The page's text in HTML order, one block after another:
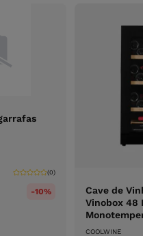
(0)
-10%
Cave de
Vinobox 48
COOLWINE